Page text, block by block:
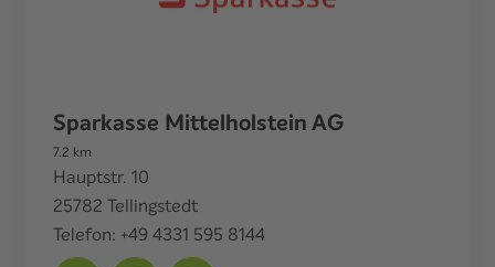
Sparkasse Mittelholstein AG
7.2 km
Hauptstr. 10
25782 Tellingstedt
Telefon: +49 4331 595 8144